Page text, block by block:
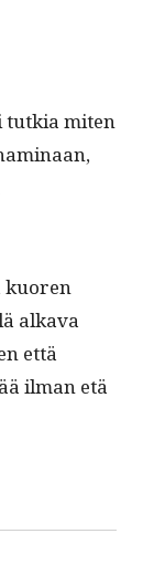
tutkia miten
kuoren
alka­va
että
ilman etä